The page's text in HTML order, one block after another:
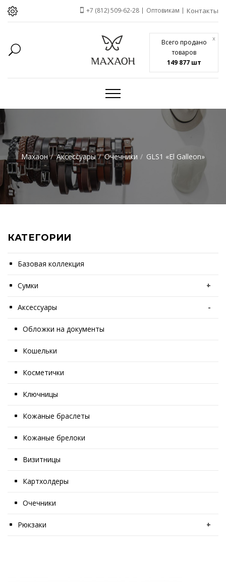
Всего продано
товаров
149 877 шт
x
+7 (812) 509-62-28 Оптовикам Контакты
Махаон Аксессуары Очечники GLS1 «El Galleon»
КАТЕГОРИИ
Базовая коллекция
Сумки +
Аксессуары -
Обложки на документы
Кошельки
Косметички
Ключницы
Кожаные браслеты
Кожаные брелоки
Визитницы
Картхолдеры
Очечники
Рюкзаки +